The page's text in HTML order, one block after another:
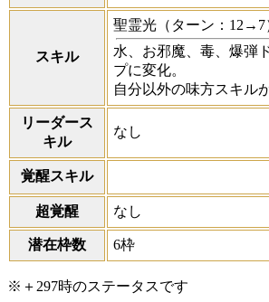
スキル
聖霊光 （ターン：12→7
水、お邪魔、毒、爆弾
プに変化。
自分以外の味方スキル
リーダース
キル
なし
覚醒スキル
超覚醒 なし
潜在枠数 6枠
※＋297時のステータスです